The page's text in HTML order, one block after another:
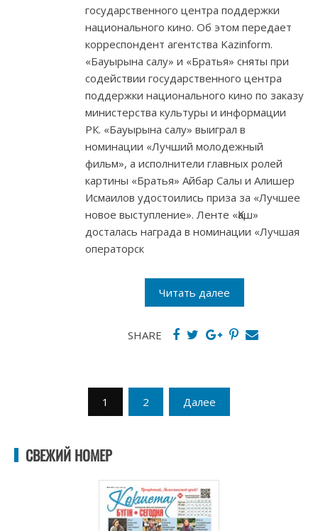
государственного центра поддержки
национального кино. Об этом передает
корреспондент агентства Kazinform.
«Бауырына салу» и «Братья» сняты при
содействии государственного центра
поддержки национального кино по заказу
министерства культуры и информации
РК. «Бауырына салу» выиграл в
номинации «Лучший молодежный
фильм», а исполнители главных ролей
картины «Братья» Айбар Салы и Алишер
Исмаилов удостоились приза за «Лучшее
новое выступление». Ленте «Қаш»
досталась награда в номинации «Лучшая
операторск
Читать далее
SHARE
1 2 Далее
СВЕЖИЙ НОМЕР